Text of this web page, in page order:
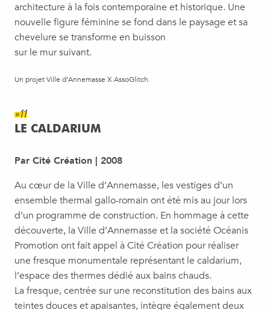
architecture à la fois contemporaine et historique. Une
nouvelle figure féminine se fond dans le paysage et sa
chevelure se transforme en buisson
sur le mur suivant.
Un projet Ville d’Annemasse X AssoGlitch.
#11
LE CALDARIUM
Par Cité Création | 2008
Au cœur de la Ville d’Annemasse, les vestiges d’un
ensemble thermal gallo-romain ont été mis au jour lors
d’un programme de construction. En hommage à cette
découverte, la Ville d’Annemasse et la société Océanis
Promotion ont fait appel à Cité Création pour réaliser
une fresque monumentale représentant le caldarium,
l’espace des thermes dédié aux bains chauds.
La fresque, centrée sur une reconstitution des bains aux
teintes douces et apaisantes, intègre également deux